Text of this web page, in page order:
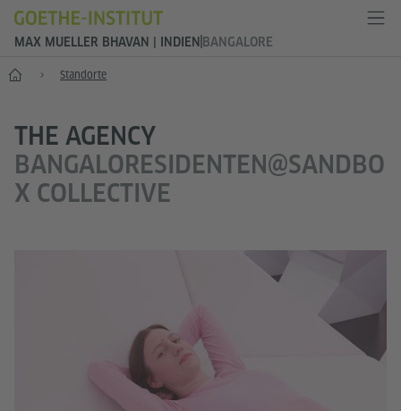
MAX MUELLER BHAVAN | INDIEN BANGALORE
Start Standorte
THE AGENCY
BANGALORESIDENTEN@SANDBO
X COLLECTIVE